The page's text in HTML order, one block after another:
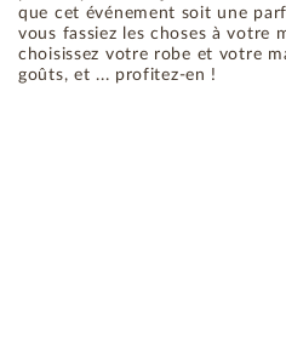
que cet événement soit une
vous fassiez les choses à votre
choisissez votre robe et votre
goûts, et ... profitez-en !